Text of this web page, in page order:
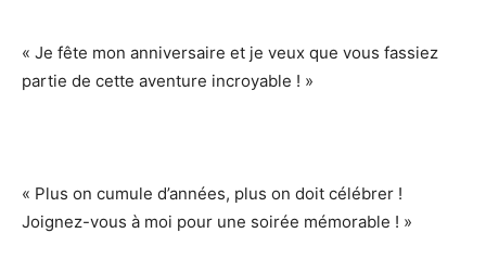
« Je fête mon anniversaire et je veux que vous fassiez
partie de cette aventure incroyable ! »
« Plus on cumule d’années, plus on doit célébrer !
Joignez-vous à moi pour une soirée mémorable ! »